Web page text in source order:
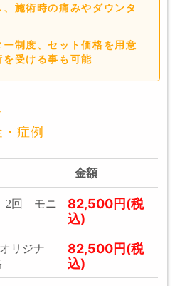
施術時の痛みやダウンタ
制度、セット価格を用意
を受ける事も可能
症例
金額
2回 モニ
82,500円(税
込)
リジナ
82,500円(税
込)